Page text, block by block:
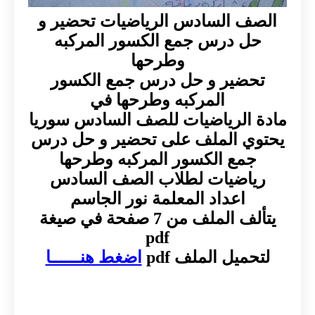
الصف السادس الرياضيات تحضير و
حل درس جمع الكسور المركبه
وطرحها
تحضير و حل درس جمع الكسور
المركبه وطرحها في
مادة الرياضيات للصف السادس سوريا
يحتوي الملف على تحضير و حل درس
جمع الكسور المركبه وطرحها
رياضيات لطلاب الصف السادس
اعداد المعلمة نور الجاسم
يتألف الملف من 7 صفحة في صيغة
pdf
لتحميل الملف pdf
اضغط هنــــــا